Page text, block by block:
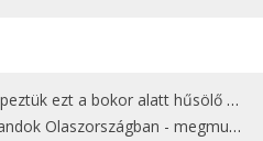
a bokor alatt hűsölő cicát Kisorosziban
- megmutatjuk a 15 legjobbat